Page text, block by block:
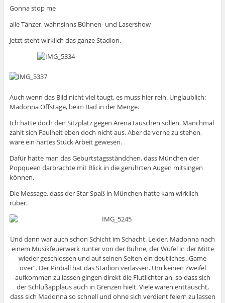
Gonna stop me
alle Tänzer, wahnsinns Bühnen- und Lasershow
Jetzt steht wirklich das ganze Stadion.
Auch wenn das Bild nicht viel taugt, es muss hier rein. Unglaublich:
Madonna Offstage, beim Bad in der Menge.
Ich hätte doch den Sitzplatz gegen Arena tauschen sollen. Manchmal
zahlt sich Faulheit eben doch nicht aus. Aber da vorne zu stehen,
wäre ein hartes Stück Arbeit gewesen.
Dafür hätte man das Geburtstagsständchen, dass München der
Popqueen darbrachte mit Blick in die gerührten Augen mitsingen
können.
Die Message, dass der Star Spaß in München hatte kam wirklich
rüber.
Und dann war auch schon Schicht im Schacht. Leider. Madonna nach
einem Musikfeuerwerk runter von der Bühne, der Wüfel in der Mitte
wieder geschlossen und auf seinen Seiten ein deutliches „Game
over“. Der Pinball hat das Stadion verlassen. Um keinen Zweifel
aufkommen zu lassen gingen direkt die Flutlichter an, so dass sich
der Schlußapplaus auch in Grenzen hielt. Viele waren enttäuscht,
dass sich Madonna so schnell und ohne sich verdient feiern zu lassen